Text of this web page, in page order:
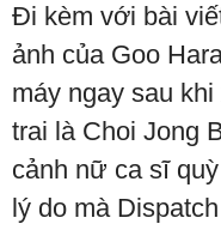
Đi kèm với bài
ảnh của Goo
máy ngay sau
trai là Choi Jong
cảnh nữ ca sĩ
lý do mà